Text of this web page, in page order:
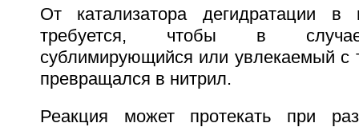
От катализатора дегидратации в
требуется, чтобы в случае
сублимирующийся или увлекаемый с
превращался в нитрил.
Реакция может протекать при